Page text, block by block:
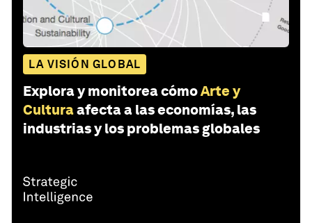
LA VISIÓN GLOBAL
Explora y monitorea cómoArte y
Culturaafecta a las economías, las
industrias y los problemas globales